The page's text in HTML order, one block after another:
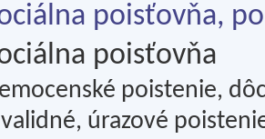
poisťovňa,
poisťovňa
poistenie,
úrazové